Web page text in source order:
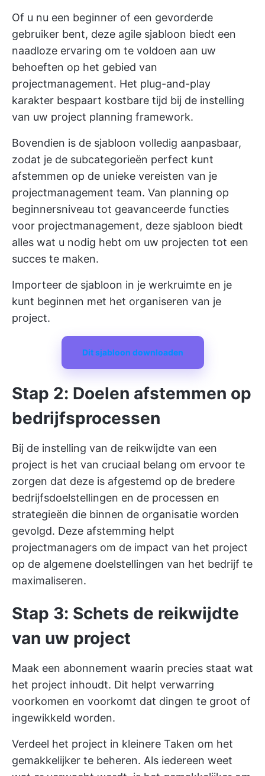
Of u nu een beginner of een gevorderde
gebruiker bent, deze agile sjabloon biedt een
naadloze ervaring om te voldoen aan uw
behoeften op het gebied van
projectmanagement. Het plug-and-play
karakter bespaart kostbare tijd bij de instelling
van uw project planning framework.
Bovendien is de sjabloon volledig aanpasbaar,
zodat je de subcategorieën perfect kunt
afstemmen op de unieke vereisten van je
projectmanagement team. Van planning op
beginnersniveau tot geavanceerde functies
voor projectmanagement, deze sjabloon biedt
alles wat u nodig hebt om uw projecten tot een
succes te maken.
Importeer de sjabloon in je werkruimte en je
kunt beginnen met het organiseren van je
project.
Dit sjabloon downloaden
Stap 2: Doelen afstemmen op
bedrijfsprocessen
Bij de instelling van de reikwijdte van een
project is het van cruciaal belang om ervoor te
zorgen dat deze is afgestemd op de bredere
bedrijfsdoelstellingen en de processen en
strategieën die binnen de organisatie worden
gevolgd. Deze afstemming helpt
projectmanagers om de impact van het project
op de algemene doelstellingen van het bedrijf te
maximaliseren.
Stap 3: Schets de reikwijdte
van uw project
Maak een abonnement waarin precies staat wat
het project inhoudt. Dit helpt verwarring
voorkomen en voorkomt dat dingen te groot of
ingewikkeld worden.
Verdeel het project in kleinere Taken om het
gemakkelijker te beheren. Als iedereen weet